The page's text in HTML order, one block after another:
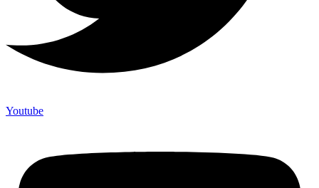
Youtube